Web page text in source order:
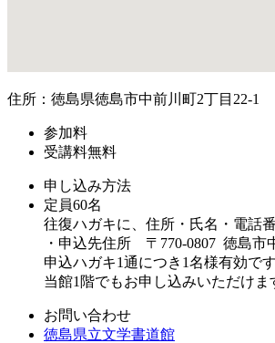
住所：徳島県徳島市中前川町2丁目22-1
参加料
受講料無料
申し込み方法
定員60名
往復ハガキに、住所・氏名・電話
・申込先住所 〒770-0807 徳島市
申込ハガキ1通につき1名様有効です
当館1階でもお申し込みいただけま
お問い合わせ
徳島県立文学書道館